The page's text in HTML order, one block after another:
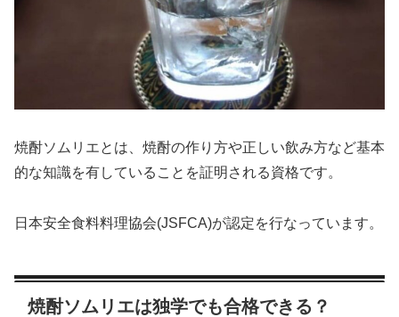
焼酎ソムリエとは、焼酎の作り方や正しい飲み方など基本
的な知識を有していることを証明される資格です。
日本安全食料料理協会(JSFCA)が認定を行なっています。
焼酎ソムリエは独学でも合格できる？